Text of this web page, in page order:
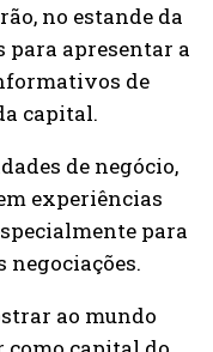
no estande da
para apresentar a
de
capital.
de negócio,
experiências
para
negociações.
ao mundo